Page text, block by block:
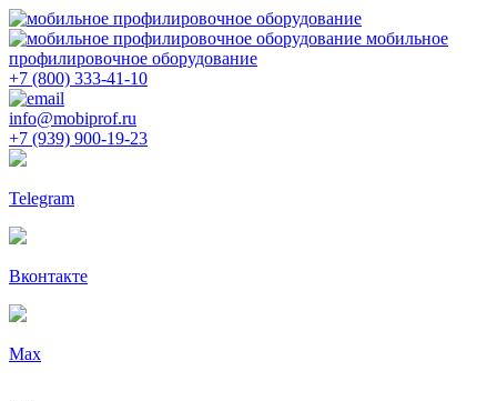
мобильное
профилировочное оборудование
+7 (800) 333-41-10
info@mobiprof.ru
+7 (939) 900-19-23
Telegram
Вконтакте
Max